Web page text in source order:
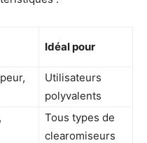
Idéal pour
Utilisateurs
polyvalents
Tous types de
clearomiseurs